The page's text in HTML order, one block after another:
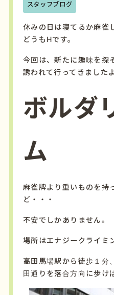
スタッフブログ
休みの日は寝てるか麻雀
どうもHです。
今回は、新たに趣味を探
誘われて行ってきました
ボルダ
ム
麻雀牌より重いものを持
ど・・・
不安でしかありません。
場所はエナジークライ
高田馬場駅から徒歩１分
田通りを落合方向に歩け